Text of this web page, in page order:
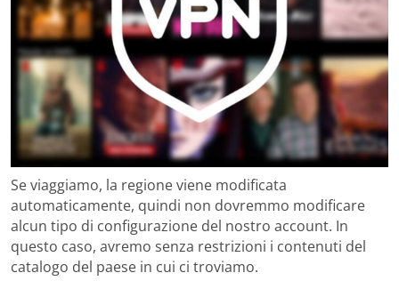
Se viaggiamo, la regione viene modificata
automaticamente, quindi non dovremmo modificare
alcun tipo di configurazione del nostro account. In
questo caso, avremo senza restrizioni i contenuti del
catalogo del paese in cui ci troviamo.